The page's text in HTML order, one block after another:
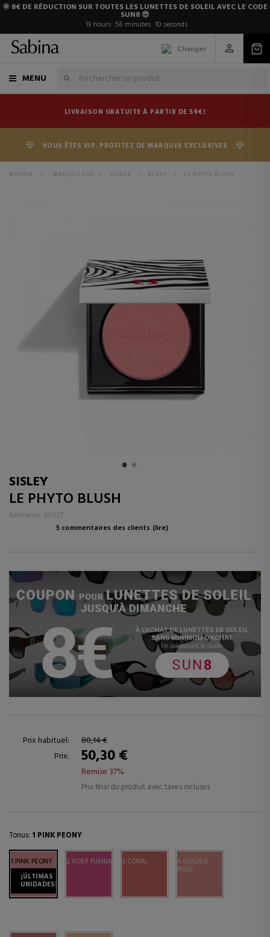
🌞 8€ DE RÉDUCTION SUR TOUTES LES LUNETTES DE SOLEIL AVEC LE CODE
SUN8 😎
19 hours 56 minutes 10 seconds
Changer
MENU
LIVRAISON GRATUITE À PARTIR DE 59€!
VOUS ÊTES VIP. PROFITEZ DE MARQUES EXCLUSIVES
MAISON > MAQUILLAGE > VISAGE > BLUSH > LE PHYTO BLUSH
SISLEY
LE PHYTO BLUSH
Référence: 421327
5 commentaires des clients (lire)
Prix habituel:
80,14 €
Prix:
50,30 €
Remise 37%
Prix final du produit avec taxes incluses
Tonus: 1 PINK PEONY
1 PINK PEONY
¡ÚLTIMAS
UNIDADES!
2 ROSY FUSHIA 3 CORAL 4 GOLDEN
ROSE